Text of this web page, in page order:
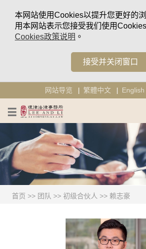
本网站使用Cookies以提升您更好的
用本网站表示您接受我们使用
Cookies政策说明 。
接受并关闭窗口
网站导览 繁體中文 English
首页 >> 团队 >> 初级合伙人 >> 赖志豪